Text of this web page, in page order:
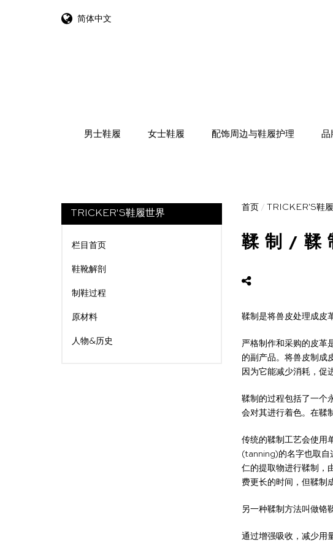
简体中文
男士鞋履 女士鞋履 配饰周边与鞋履护理 品
TRICKER'S鞋履世界
栏目首页
鞋靴解剖
制鞋过程
原材料
人物&历史
首页 / TRICKER'S鞋
鞣制/鞣
鞣制是将兽皮处理成皮
严格制作和采购的皮革
的副产品。将兽皮制成
因为它能减少消耗，促
鞣制的过程包括了一个
会对其进行着色。在鞣
传统的鞣制工艺会使用
(tanning)的名字也取自
仁的提取物进行鞣制，
费更长的时间，但鞣制
另一种鞣制方法叫做铬
通过增强吸收，减少用